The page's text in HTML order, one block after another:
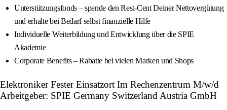
Unterstützungsfonds – spende den Rest-Cent Deiner Nettovergütung
und erhalte bei Bedarf selbst finanzielle Hilfe
Individuelle Weiterbildung und Entwicklung über die SPIE
Akademie
Corporate Benefits – Rabatte bei vielen Marken und Shops
Elektroniker Fester Einsatzort Im Rechenzentrum M/w/d
Arbeitgeber: SPIE Germany Switzerland Austria GmbH